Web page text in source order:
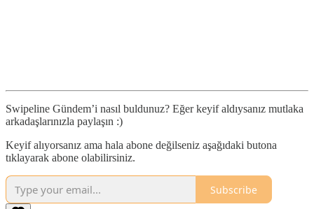
Swipeline Gündem’i nasıl buldunuz? Eğer keyif aldıysanız mutlaka
arkadaşlarınızla paylaşın :)
Keyif alıyorsanız ama hala abone değilseniz aşağıdaki butona
tıklayarak abone olabilirsiniz.
Subscribe